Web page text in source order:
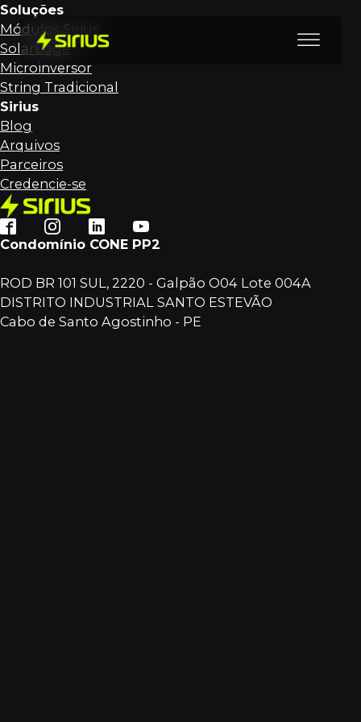
Condomínio CONE PP2
ROD BR 101 SUL, 2220 - Galpão O04 Lote 004A
DISTRITO INDUSTRIAL SANTO ESTEVÃO
Cabo de Santo Agostinho - PE
Sirius
Blog
Arquivos
Parceiros
Credencie-se
Soluções
Módulos Sirius
SolarEdge
Microinversor
String Tradicional